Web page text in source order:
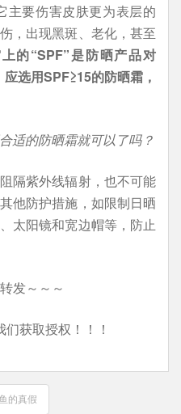
主要伤害皮肤更为表层的
，出现黑斑、老化，甚至
的“SPF”是防晒产品对
选用SPF≥15的防晒霜，
适的防晒霜就可以了吗？
隔紫外线辐射，也不可能
他防护措施，如限制日晒
太阳镜和宽边帽等，防止
发～～～
们获取授权！！！
的真假